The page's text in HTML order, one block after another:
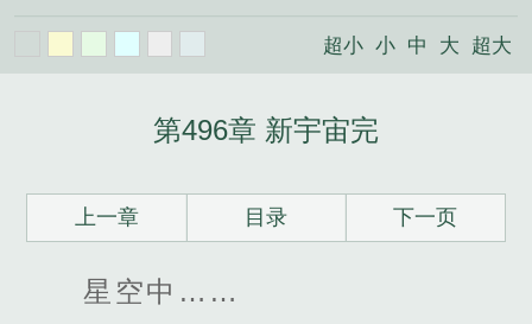
超小 小 中 大 超大
第496章 新宇宙完
上一章 目录 下一页
星空中……